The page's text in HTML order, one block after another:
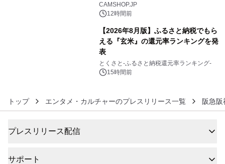
CAMSHOP.JP
12時間前
【2026年8月版】ふるさと納税でもら
える『玄米』の還元率ランキングを発
表
とくさと-ふるさと納税還元率ランキング-
15時間前
トップ エンタメ・カルチャーのプレスリリース一覧 阪急
プレスリリース配信
サポート